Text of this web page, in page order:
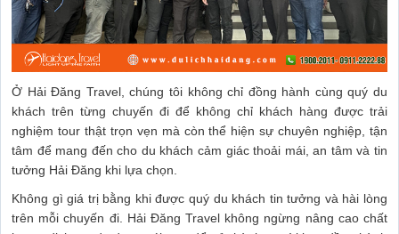
Ở Hải Đăng Travel, chúng tôi không chỉ đồng hành cùng quý du
khách trên từng chuyến đi để không chỉ khách hàng được trải
nghiệm tour thật trọn vẹn mà còn thể hiện sự chuyên nghiệp, tận
tâm để mang đến cho du khách cảm giác thoải mái, an tâm và tin
tưởng Hải Đăng khi lựa chọn.
Không gì giá trị bằng khi được quý du khách tin tưởng và hài lòng
trên mỗi chuyến đi. Hải Đăng Travel không ngừng nâng cao chất